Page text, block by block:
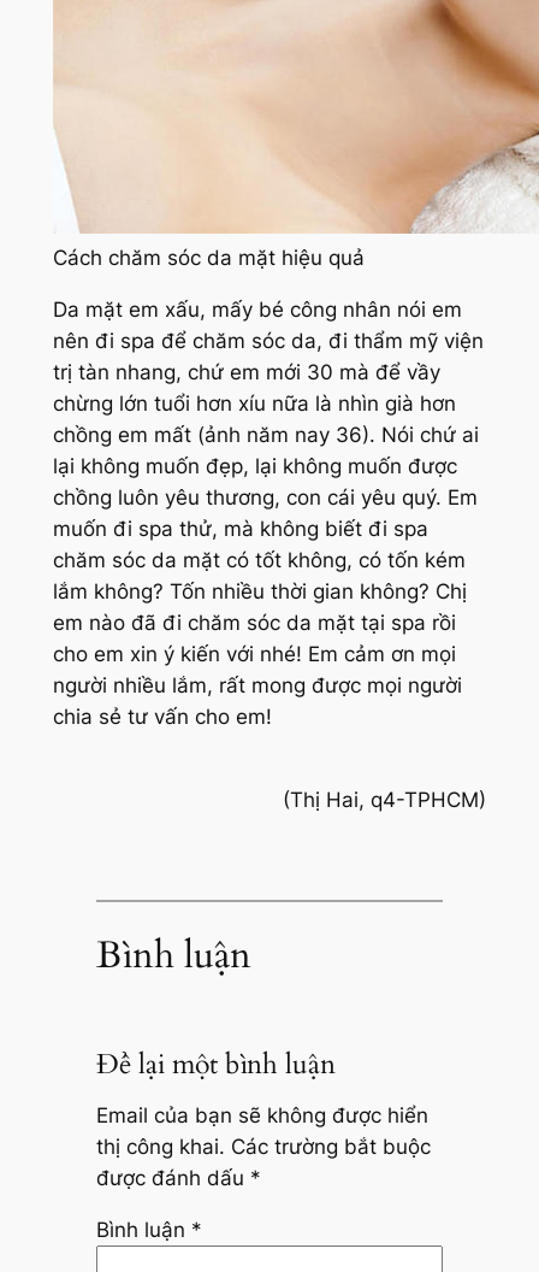
Cách chăm sóc da mặt hiệu quả
Da mặt em xấu, mấy bé công nhân nói em
nên đi spa để chăm sóc da, đi thẩm mỹ viện
trị tàn nhang, chứ em mới 30 mà để vầy
chừng lớn tuổi hơn xíu nữa là nhìn già hơn
chồng em mất (ảnh năm nay 36). Nói chứ ai
lại không muốn đẹp, lại không muốn được
chồng luôn yêu thương, con cái yêu quý. Em
muốn đi spa thử, mà không biết đi spa
chăm sóc da mặt có tốt không, có tốn kém
lắm không? Tốn nhiều thời gian không? Chị
em nào đã đi chăm sóc da mặt tại spa rồi
cho em xin ý kiến với nhé! Em cảm ơn mọi
người nhiều lắm, rất mong được mọi người
chia sẻ tư vấn cho em!
(Thị Hai, q4-TPHCM)
Bình luận
Để lại một bình luận
Email của bạn sẽ không được hiển
thị công khai. Các trường bắt buộc
được đánh dấu *
Bình luận *